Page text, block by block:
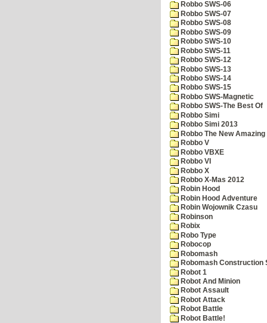
Robbo SWS-06
Robbo SWS-07
Robbo SWS-08
Robbo SWS-09
Robbo SWS-10
Robbo SWS-11
Robbo SWS-12
Robbo SWS-13
Robbo SWS-14
Robbo SWS-15
Robbo SWS-Magnetic
Robbo SWS-The Best Of
Robbo Simi
Robbo Simi 2013
Robbo The New
Robbo V
Robbo VBXE
Robbo VI
Robbo X
Robbo X-Mas 2012
Robin Hood
Robin Hood Adventure
Robin Wojownik Czasu
Robinson
Robix
Robo Type
Robocop
Robomash
Robomash Construction
Robot 1
Robot And Minion
Robot Assault
Robot Attack
Robot Battle
Robot Battle!